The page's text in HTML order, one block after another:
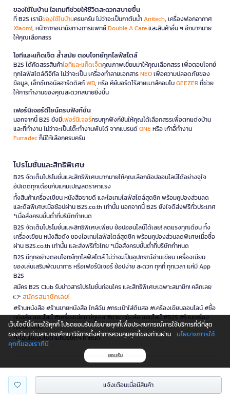
แจ้งเตือนเมื่อมีสินค้า
ของใช้ในบ้าน ไอเทมที่ช่วยให้ชีวิตสะดวกสบายขึ้น
ที่ B2S เรามีของใช้ในบ้านครบครัน ไม่ว่าจะเป็นกาต้มน้ำAnitech, เครื่องฟอกอากาศ
Xiaomi, หน้ากากอนามัยทางการแพทย์Double A Careและสินค้าอื่น ๆ อีกมากมาย
ให้คุณเลือกสรร
ไอทีและแก็ดเจ็ต ล้ำสมัย ตอบโจทย์ทุกไลฟ์สไตล์
B2S ได้คัดสรรสินค้าไอทีและแก็ดเจ็ตคุณภาพเยี่ยมมาให้คุณเลือกสรร เพื่อตอบโจทย์
ทุกไลฟ์สไตล์ดิจิทัล ไม่ว่าจะเป็น เครื่องทำลายเอกสารNEOเพื่อความปลอดภัยของ
ข้อมูล, เอ็กซ์เทอนัลฮาร์ดดิสก์WD, หรือ คีย์บอร์ดไร้สายเมาส์คอมโบGEEZERที่ช่วย
ให้การทำงานของคุณสะดวกสบายยิ่งขึ้น
เฟอร์นิเจอร์ดีไซน์ครบฟังก์ชั่น
นอกจากนี้ B2S ยังมีเฟอร์นิเจอร์ครบทุกฟังก์ชันให้คุณได้เลือกสรรเพื่อตกแต่งบ้าน
และที่ทำงาน ไม่ว่าจะเป็นโต๊ะทำงานพับได้ จากแบรนด์ONEหรือ เก้าอี้ทำงาน
Furradecก็มีให้เลือกครบครัน
โปรโมชั่นและสิทธิพิเศษ
B2S จัดเต็มโปรโมชั่นและสิทธิพิเศษมากมายให้คุณเลือกช้อปออนไลน์ได้อย่างจุใจ
อัปเดตทุกเดือนกับแคมเปญลดราคาแรง
ทั้งสินค้าเครื่องเขียน หนังสือขายดี และไอเทมไลฟ์สไตล์สุดชิค พร้อมคูปองส่วนลด
และดีลพิเศษเมื่อช้อปผ่าน B2S.co.th เท่านั้น นอกจากนี้ B2S ยังใจดีส่งฟรีทั่วประเทศ
*เมื่อสั่งครบขั้นต่ำที่บริษัทกำหนด
B2S จัดเต็มโปรโมชั่นและสิทธิพิเศษเพียบ ช้อปออนไลน์ได้เลย! ลดแรงทุกเดือน ทั้ง
เครื่องเขียน หนังสือดัง ของไอเทมไลฟ์สไตล์สุดชิค พร้อมคูปองส่วนลดพิเศษเมื่อซื้อ
ผ่าน B2S.co.th เท่านั้น และส่งฟรีทั่วไทย *เมื่อสั่งครบขั้นต่ำที่บริษัทกำหนด
B2S มีทุกอย่างตอบโจทย์ทุกไลฟ์สไตล์ ไม่ว่าจะเป็นอุปกรณ์อ่านเขียน เครื่องเขียน
ของเล่นเสริมพัฒนาการ หรือเฟอร์นิเจอร์ ช้อปง่าย สะดวก ทุกที่ ทุกเวลา แค่มี App
B2S
สมัคร B2S Club รับข่าวสารโปรโมชั่นก่อนใคร และสิทธิพิเศษเฉพาะสมาชิก! คลิกเลย
👉 สมัครสมาชิกเลย!
#ร้านหนังสือ #ร้านขายหนังสือ ใกล้ฉัน #กระเป๋าใส่ดินสอ #เครื่องเขียนออนไลน์ #ซื้อ
หนังสือ ออนไลน์ #เครื่องเขียน บีทูเอส #ขาย หนังสือ ออนไลน์ #B2S #ร้านเครื่อง
เขียนใกล้ฉัน
*เงื่อนไขเป็นไปตามที่บริษัทฯ กำหนด
is a company operating under
เว็บไซต์นี้มีการใช้คุกกี้ โปรดยอมรับนโยบายคุกกี้เพื่อประสบการณ์การใช้บริการที่ดีที่สุด
ของท่าน ท่านสามารถศึกษาวิธีการตั้งค่าการควบคุมคุกกี้ของท่านผ่าน
นโยบายการใช้
คุกกี้ของเราที่นี่
ยอมรับ